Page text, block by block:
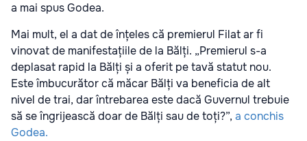
a mai spus Godea.
Mai mult, el a dat de înțeles că premierul Filat ar fi
vinovat de manifestațiile de la Bălți. „Premierul s-a
deplasat rapid la Bălți și a oferit pe tavă statut nou.
Este îmbucurător că măcar Bălți va beneficia de alt
nivel de trai, dar întrebarea este dacă Guvernul trebuie
să se îngrijească doar de Bălți sau de toți?”, a conchis
Godea.